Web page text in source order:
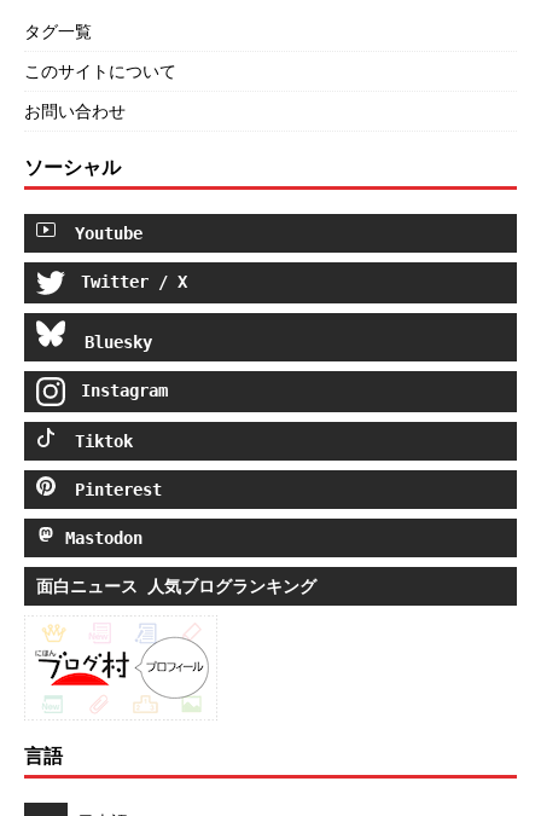
タグ一覧
このサイトについて
お問い合わせ
ソーシャル
Youtube
Twitter / X
Bluesky
Instagram
Tiktok
Pinterest
Mastodon
面白ニュース 人気ブログランキング
言語